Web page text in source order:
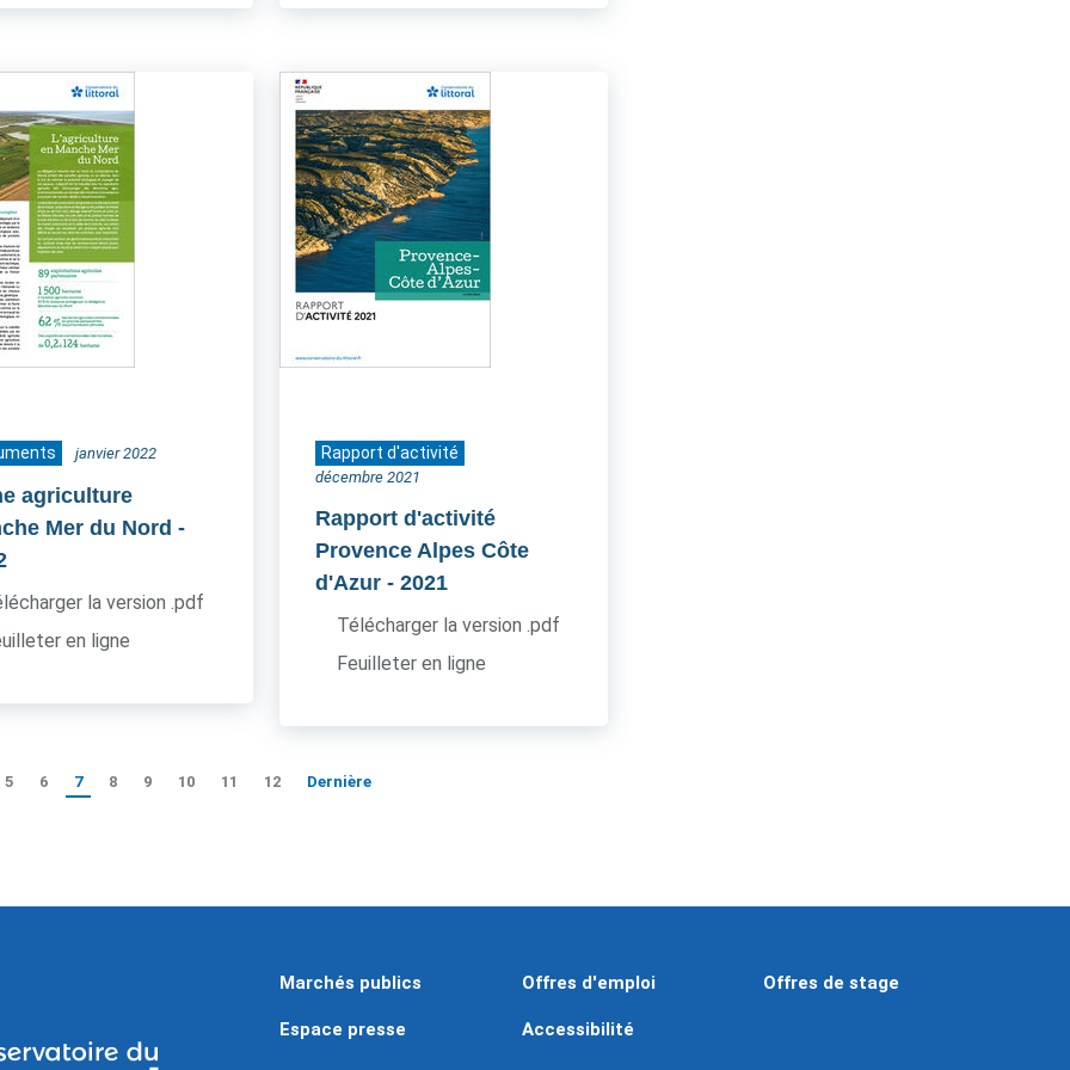
janvier 2022
agriculture
Mer du Nord -
la version .pdf
en ligne
Rapport d'activité
décembre 2021
Rapport d'activité
Provence Alpes Côte
d'Azur - 2021
Télécharger la version .pdf
Feuilleter en ligne
5 6 7 8 9 10 11 12 Dernière
Marchés publics Offres d'emploi Offres de stage
Espace presse Accessibilité